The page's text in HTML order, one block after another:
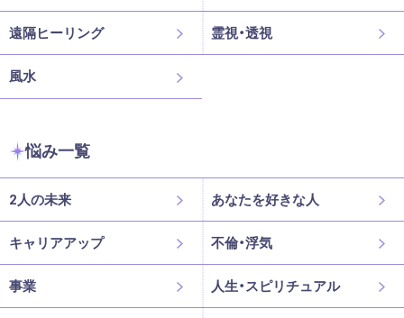
遠隔ヒーリング 霊視・透視
風水
悩み一覧
2人の未来 あなたを好きな人
キャリアアップ 不倫・浮気
事業 人生・スピリチュアル